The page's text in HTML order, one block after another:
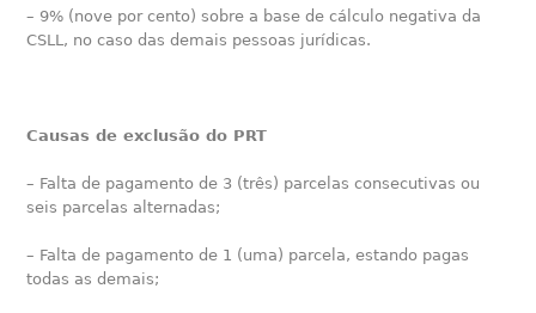
– 9% (nove por cento) sobre a base de cálculo negativa da
CSLL, no caso das demais pessoas jurídicas.
Causas de exclusão do PRT
– Falta de pagamento de 3 (três) parcelas consecutivas ou
seis parcelas alternadas;
– Falta de pagamento de 1 (uma) parcela, estando pagas
todas as demais;